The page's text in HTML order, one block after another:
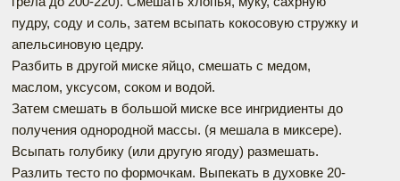
пудру, соду и соль, затем всыпать кокосовую стружку и
апельсиновую цедру.
Разбить в другой миске яйцо, смешать с медом,
маслом, уксусом, соком и водой.
Затем смешать в большой миске все ингридиенты до
получения однородной массы. (я мешала в миксере).
Всыпать голубику (или другую ягоду) размешать.
Разлить тесто по формочкам. Выпекать в духовке 20-